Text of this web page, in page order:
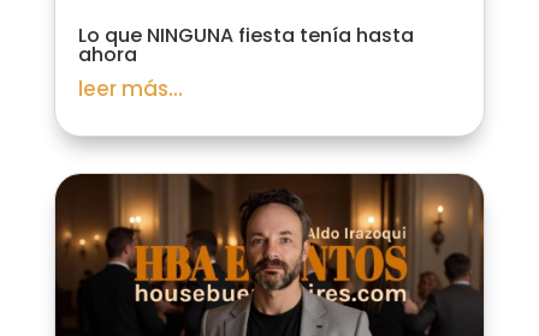
Lo que NINGUNA fiesta tenía hasta
ahora
leer más...